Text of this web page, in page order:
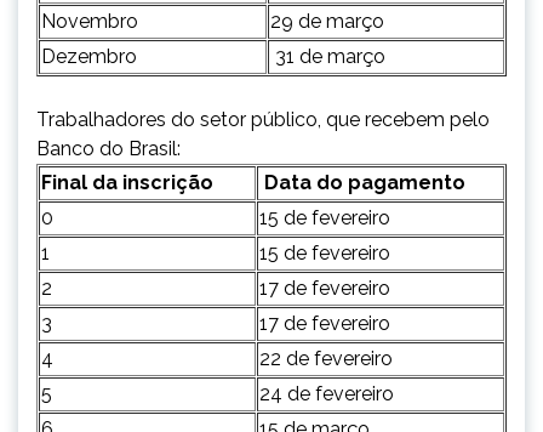
Novembro
29 de março
Dezembro
31 de março
Trabalhadores do setor público, que recebem pelo
Banco do Brasil:
Final da inscrição
Data do pagamento
0
15 de fevereiro
1
15 de fevereiro
2
17 de fevereiro
3
17 de fevereiro
4
22 de fevereiro
5
24 de fevereiro